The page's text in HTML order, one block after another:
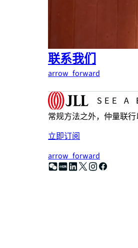
联系我们
arrow_forward
常规方法之外，仲量联
立即订阅
arrow_forward